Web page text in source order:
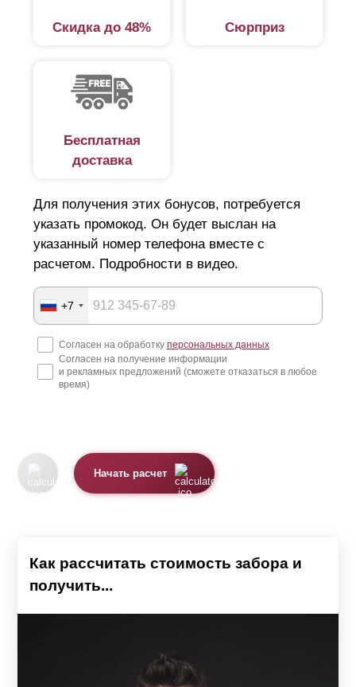
Скидка до 48% Сюрприз
Бесплатная
доставка
Для получения этих бонусов, потребуется
указать промокод. Он будет выслан на
указанный номер телефона вместе с
расчетом. Подробности в видео.
+7
Согласен на обработку персональных данных
Согласен на получение информации
и рекламных предложений (сможете отказаться в любое
время)
Начать расчет
Как рассчитать стоимость забора и
получить...